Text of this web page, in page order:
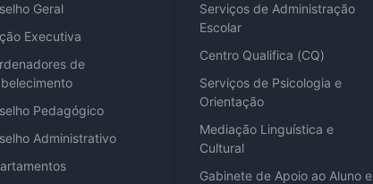
Geral
Executiva
de
Pedagógico
Administrativo
Serviços de Administração
Escolar
Centro Qualifica (CQ)
Serviços de Psicologia e
Orientação
Mediação Linguística e
Cultural
Gabinete de Apoio ao Aluno e